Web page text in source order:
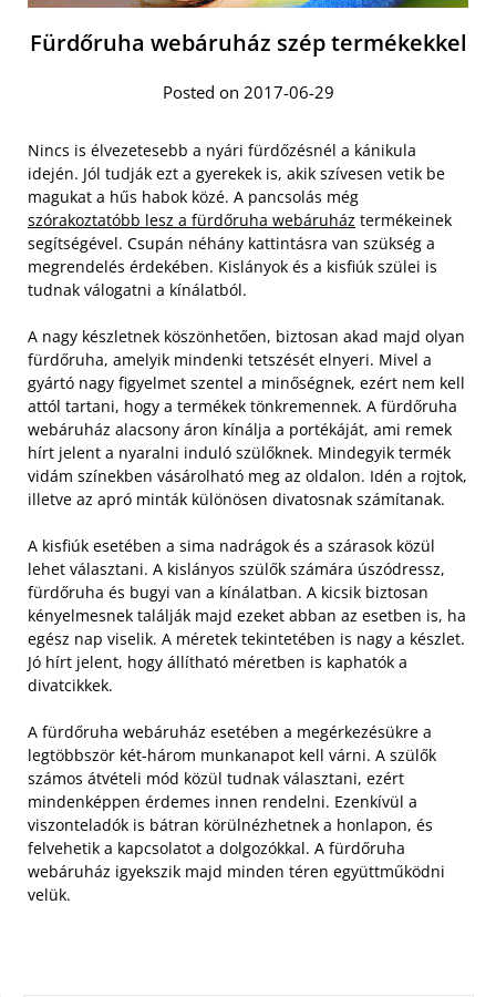
Fürdőruha webáruház szép termékekkel
Posted on 2017-06-29
Nincs is élvezetesebb a nyári fürdőzésnél a kánikula
idején. Jól tudják ezt a gyerekek is, akik szívesen vetik be
magukat a hűs habok közé. A pancsolás még
szórakoztatóbb lesz a fürdőruha webáruház termékeinek
segítségével. Csupán néhány kattintásra van szükség a
megrendelés érdekében. Kislányok és a kisfiúk szülei is
tudnak válogatni a kínálatból.
A nagy készletnek köszönhetően, biztosan akad majd olyan
fürdőruha, amelyik mindenki tetszését elnyeri. Mivel a
gyártó nagy figyelmet szentel a minőségnek, ezért nem kell
attól tartani, hogy a termékek tönkremennek. A fürdőruha
webáruház alacsony áron kínálja a portékáját, ami remek
hírt jelent a nyaralni induló szülőknek. Mindegyik termék
vidám színekben vásárolható meg az oldalon. Idén a rojtok,
illetve az apró minták különösen divatosnak számítanak.
A kisfiúk esetében a sima nadrágok és a szárasok közül
lehet választani. A kislányos szülők számára úszódressz,
fürdőruha és bugyi van a kínálatban. A kicsik biztosan
kényelmesnek találják majd ezeket abban az esetben is, ha
egész nap viselik. A méretek tekintetében is nagy a készlet.
Jó hírt jelent, hogy állítható méretben is kaphatók a
divatcikkek.
A fürdőruha webáruház esetében a megérkezésükre a
legtöbbször két-három munkanapot kell várni. A szülők
számos átvételi mód közül tudnak választani, ezért
mindenképpen érdemes innen rendelni. Ezenkívül a
viszonteladók is bátran körülnézhetnek a honlapon, és
felvehetik a kapcsolatot a dolgozókkal. A fürdőruha
webáruház igyekszik majd minden téren együttműködni
velük.